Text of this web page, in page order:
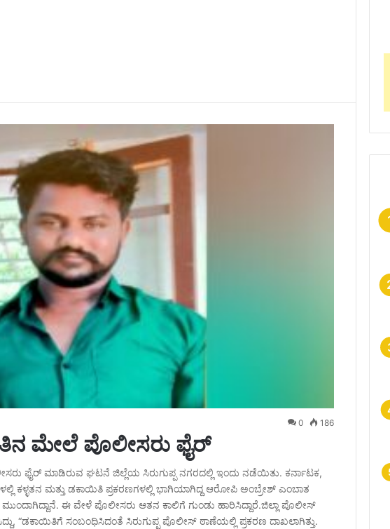
0 186
ಮೇಲೆ ಪೊಲೀಸರು ಫೈರ್
ಫೈರ್ ಮಾಡಿರುವ ಘಟನೆ ಜಿಲ್ಲೆಯ ಸಿರುಗುಪ್ಪ ನಗರದಲ್ಲಿ ಇಂದು ನಡೆಯಿತು. ಕರ್ನಾಟಕ,
ಕಳ್ಳತನ ಮತ್ತು ಡಕಾಯಿತಿ ಪ್ರಕರಣಗಳಲ್ಲಿ ಭಾಗಿಯಾಗಿದ್ದ ಆರೋಪಿ ಅಂಬ್ರೇಶ್ ಎಂಬಾತ
ಈ ವೇಳೆ ಪೊಲೀಸರು ಆತನ ಕಾಲಿಗೆ ಗುಂಡು ಹಾರಿಸಿದ್ದಾರೆ.ಜಿಲ್ಲಾ ಪೊಲೀಸ್
“ಡಕಾಯಿತಿಗೆ ಸಂಬಂಧಿಸಿದಂತೆ ಸಿರುಗುಪ್ಪ ಪೊಲೀಸ್ ಠಾಣೆಯಲ್ಲಿ ಪ್ರಕರಣ ದಾಖಲಾಗಿತ್ತು.